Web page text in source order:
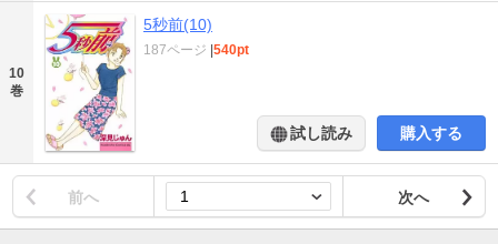
10
巻
5秒前(10)
187ページ 540pt
試し読み 購入する
前へ 次へ